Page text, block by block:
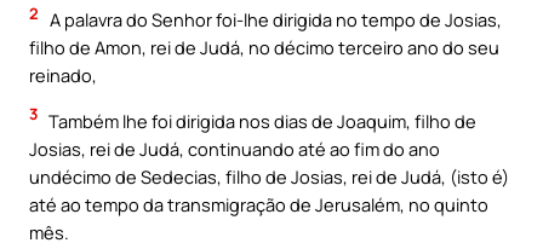
2 A palavra do Senhor foi-lhe dirigida no tempo de Josias,
filho de Amon, rei de Judá, no décimo terceiro ano do seu
reinado,
3 Também lhe foi dirigida nos dias de Joaquim, filho de
Josias, rei de Judá, continuando até ao fim do ano
undécimo de Sedecias, filho de Josias, rei de Judá, (isto é)
até ao tempo da transmigração de Jerusalém, no quinto
mês.